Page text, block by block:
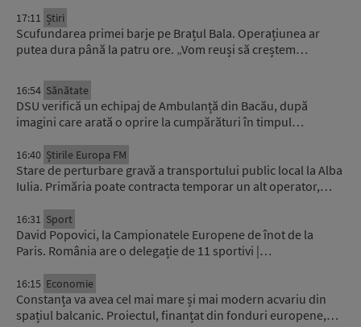
17:11 Știri
Scufundarea primei barje pe Brațul Bala. Operațiunea ar
putea dura până la patru ore. „Vom reuși să creștem…
16:54 Sănătate
DSU verifică un echipaj de Ambulanță din Bacău, după
imagini care arată o oprire la cumpărături în timpul…
16:40 Știrile Europa FM
Stare de perturbare gravă a transportului public local la Alba
Iulia. Primăria poate contracta temporar un alt operator,…
16:31 Sport
David Popovici, la Campionatele Europene de înot de la
Paris. România are o delegație de 11 sportivi |…
16:15 Economie
Constanța va avea cel mai mare și mai modern acvariu din
spațiul balcanic. Proiectul, finanțat din fonduri europene,…